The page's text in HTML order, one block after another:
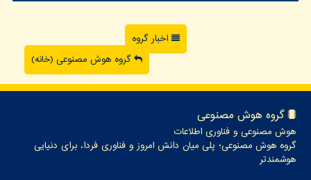
اخبار گروه
گروه هوش مصنوعی (خانه)
گروه هوش مصنوعی
هوش مصنوعی و فناوری اطلاعات
گروه هوش مصنوعی؛ پلی میان دانش امروز و فناوری فردا، برای دنیایی
هوشمندتر